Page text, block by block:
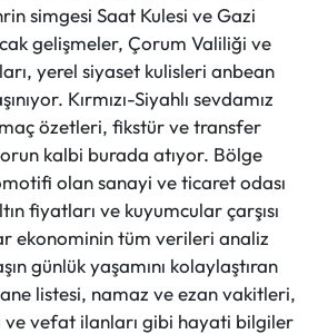
simgesi Saat Kulesi ve Gazi
gelişmeler, Çorum Valiliği ve
yerel siyaset kulisleri anbean
Kırmızı-Siyahlı sevdamız
özetleri, fikstür ve transfer
kalbi burada atıyor. Bölge
olan sanayi ve ticaret odası
fiyatları ve kuyumcular çarşısı
ekonominin tüm verileri analiz
günlük yaşamını kolaylaştıran
listesi, namaz ve ezan vakitleri,
ve vefat ilanları gibi hayati bilgiler